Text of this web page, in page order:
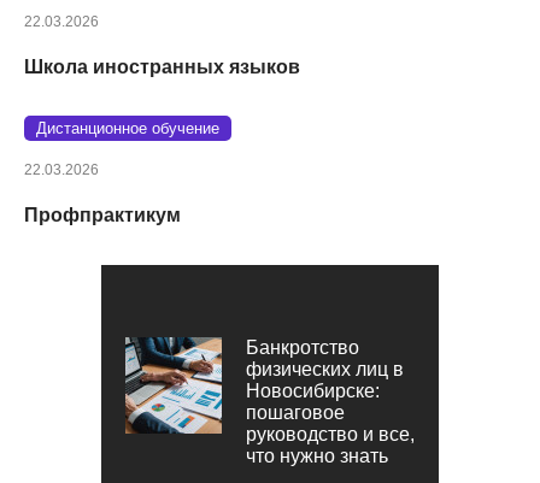
22.03.2026
Школа иностранных языков
Дистанционное обучение
22.03.2026
Профпрактикум
Банкротство
физических лиц в
Новосибирске:
пошаговое
руководство и все,
что нужно знать